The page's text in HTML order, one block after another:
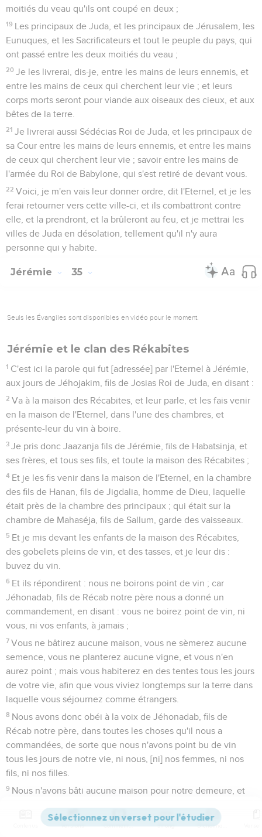
moitiés du veau qu'ils ont coupé en deux ;
19 Les principaux de Juda, et les principaux de Jérusalem, les
Eunuques, et les Sacrificateurs et tout le peuple du pays, qui
ont passé entre les deux moitiés du veau ;
20 Je les livrerai, dis-je, entre les mains de leurs ennemis, et
entre les mains de ceux qui cherchent leur vie ; et leurs
corps morts seront pour viande aux oiseaux des cieux, et aux
bêtes de la terre.
21 Je livrerai aussi Sédécias Roi de Juda, et les principaux de
sa Cour entre les mains de leurs ennemis, et entre les mains
de ceux qui cherchent leur vie ; savoir entre les mains de
l'armée du Roi de Babylone, qui s'est retiré de devant vous.
22 Voici, je m'en vais leur donner ordre, dit l'Eternel, et je les
ferai retourner vers cette ville-ci, et ils combattront contre
elle, et la prendront, et la brûleront au feu, et je mettrai les
villes de Juda en désolation, tellement qu'il n'y aura
personne qui y habite.
Jérémie 35
Seuls les Évangiles sont disponibles en vidéo pour le moment.
Jérémie et le clan des Rékabites
1 C'est ici la parole qui fut [adressée] par l'Eternel à Jérémie,
aux jours de Jéhojakim, fils de Josias Roi de Juda, en disant :
2 Va à la maison des Récabites, et leur parle, et les fais venir
en la maison de l'Eternel, dans l'une des chambres, et
présente-leur du vin à boire.
3 Je pris donc Jaazanja fils de Jérémie, fils de Habatsinja, et
ses frères, et tous ses fils, et toute la maison des Récabites ;
4 Et je les fis venir dans la maison de l'Eternel, en la chambre
des fils de Hanan, fils de Jigdalia, homme de Dieu, laquelle
était près de la chambre des principaux ; qui était sur la
chambre de Mahaséja, fils de Sallum, garde des vaisseaux.
5 Et je mis devant les enfants de la maison des Récabites,
des gobelets pleins de vin, et des tasses, et je leur dis :
buvez du vin.
6 Et ils répondirent : nous ne boirons point de vin ; car
Jéhonadab, fils de Récab notre père nous a donné un
commandement, en disant : vous ne boirez point de vin, ni
vous, ni vos enfants, à jamais ;
7 Vous ne bâtirez aucune maison, vous ne sèmerez aucune
semence, vous ne planterez aucune vigne, et vous n'en
aurez point ; mais vous habiterez en des tentes tous les jours
de votre vie, afin que vous viviez longtemps sur la terre dans
laquelle vous séjournez comme étrangers.
8 Nous avons donc obéi à la voix de Jéhonadab, fils de
Récab notre père, dans toutes les choses qu'il nous a
commandées, de sorte que nous n'avons point bu de vin
tous les jours de notre vie, ni nous, [ni] nos femmes, ni nos
fils, ni nos filles.
9 Nous n'avons bâti aucune maison pour notre demeure, et
Mais nous avons demeuré dans des tentes, et nous avons
Versions Commentaires Strong